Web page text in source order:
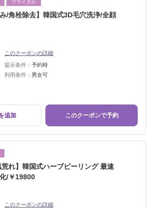
ブライダル
み/角栓除去】韓国式3D毛穴洗浄/全顔
このクーポンの詳細
提示条件： 予約時
利用条件： 男女可
追加 このクーポンで予約
荒れ】韓国式ハーブピーリング 最速
/￥19800
このクーポンの詳細